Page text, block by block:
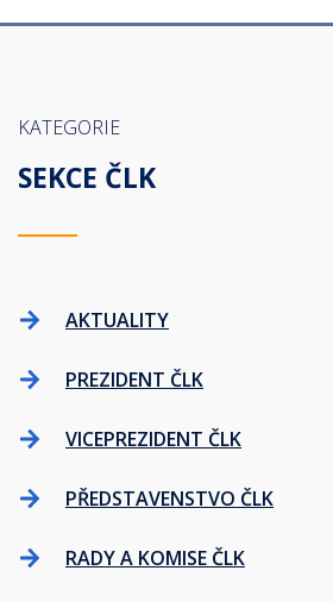
KATEGORIE
SEKCE ČLK
AKTUALITY
PREZIDENT ČLK
VICEPREZIDENT ČLK
PŘEDSTAVENSTVO ČLK
RADY A KOMISE ČLK